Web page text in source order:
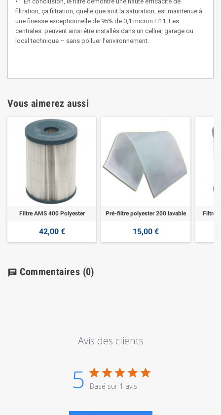
filtration, ça filtration, quelle que soit la saturation, est maintenue à
une finesse exceptionnelle de 95% de 0,1 micron H11. Les
centrales peuvent ainsi être installés dans un cellier, garage ou
local technique – sans polluer l’environnement.
Vous aimerez aussi
Filtre AMS 400 Polyester
42,00 €
Pré-filtre polyester 200 lavable
15,00 €
Filtre
chat Commentaires (0)
Avis des clients
5 Basé sur 1 avis